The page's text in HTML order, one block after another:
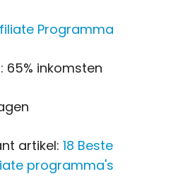
Programma
: 65% inkomsten
artikel: 18 Beste
programma's